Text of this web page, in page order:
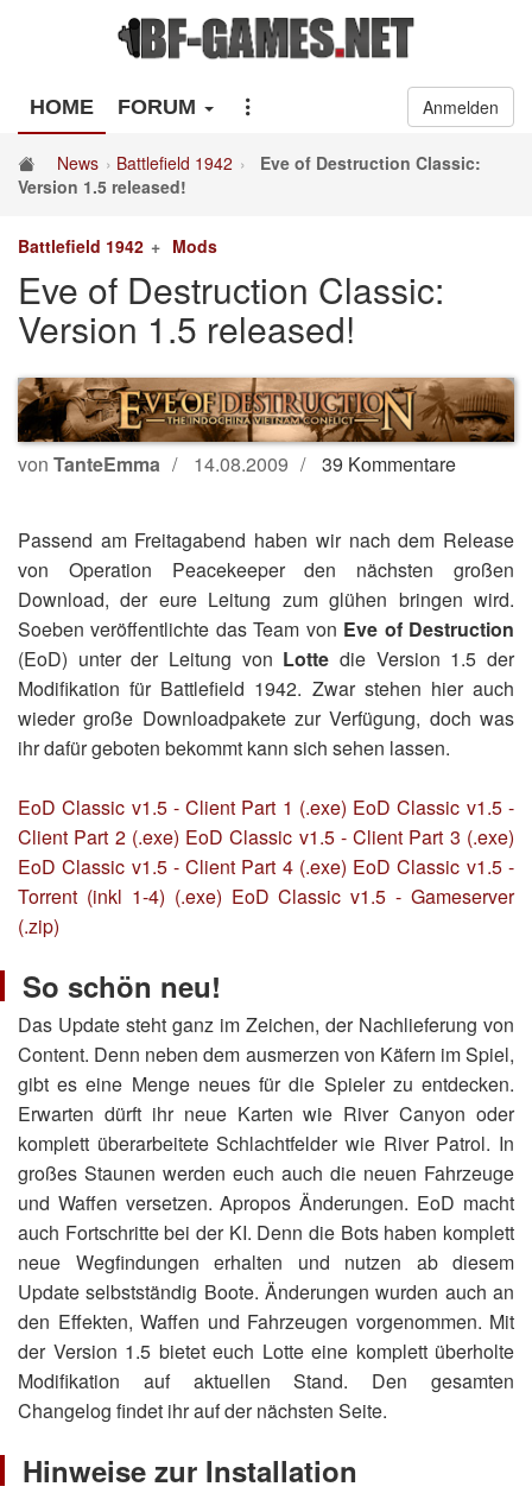
HOME FORUM Anmelden
News Battlefield 1942
Eve of Destruction Classic:
Version 1.5 released!
Battlefield 1942 Mods
Eve of Destruction Classic:
Version 1.5 released!
von TanteEmma 14.08.2009 39 Kommentare
Passend am Freitagabend haben wir nach dem Release
von Operation Peacekeeper den nächsten großen
Download, der eure Leitung zum glühen bringen wird.
Soeben veröffentlichte das Team von Eve of Destruction
(EoD) unter der Leitung von Lotte die Version 1.5 der
Modifikation für Battlefield 1942. Zwar stehen hier auch
wieder große Downloadpakete zur Verfügung, doch was
ihr dafür geboten bekommt kann sich sehen lassen.
EoD Classic v1.5 - Client Part 1 (.exe) EoD Classic v1.5 -
Client Part 2 (.exe) EoD Classic v1.5 - Client Part 3 (.exe)
EoD Classic v1.5 - Client Part 4 (.exe) EoD Classic v1.5 -
Torrent (inkl 1-4) (.exe) EoD Classic v1.5 - Gameserver
(.zip)
So schön neu!
Das Update steht ganz im Zeichen, der Nachlieferung von
Content. Denn neben dem ausmerzen von Käfern im Spiel,
gibt es eine Menge neues für die Spieler zu entdecken.
Erwarten dürft ihr neue Karten wie River Canyon oder
komplett überarbeitete Schlachtfelder wie River Patrol. In
großes Staunen werden euch auch die neuen Fahrzeuge
und Waffen versetzen. Apropos Änderungen. EoD macht
auch Fortschritte bei der KI. Denn die Bots haben komplett
neue Wegfindungen erhalten und nutzen ab diesem
Update selbstständig Boote. Änderungen wurden auch an
den Effekten, Waffen und Fahrzeugen vorgenommen. Mit
der Version 1.5 bietet euch Lotte eine komplett überholte
Modifikation auf aktuellen Stand. Den gesamten
Changelog findet ihr auf der nächsten Seite.
Hinweise zur Installation